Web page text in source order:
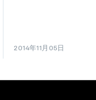
2014年11月05日